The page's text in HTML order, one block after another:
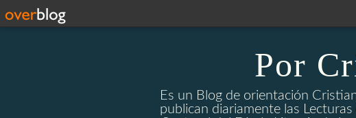
Por
Es un Blog de orientación
publican diariamente las